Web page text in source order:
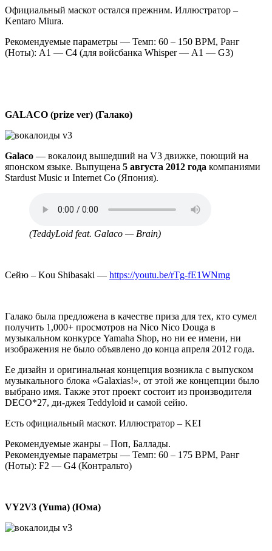
Официальный маскот остался прежним. Иллюстратор –
Kentaro Miura.
Рекомендуемые параметры — Темп: 60 – 150 BPM, Ранг
(Ноты): A1 — С4 (для войсбанка Whisper — A1 — G3)
GALACO (prize ver) (Галако)
Galaco — вокалоид вышедший на V3 движке, поющий на
японском языке. Выпущена 5 августа 2012 года компаниями
Stardust Music и Internet Co (Япония).
файл
(TeddyLoid feat. Galaco — Brain)
Сейю – Kou Shibasaki — https://youtu.be/rTg-fE1WNmg
Галако была предложена в качестве приза для тех, кто сумел
получить 1,000+ просмотров на Nico Nico Douga в
музыкальном конкурсе Yamaha Shop, но ни ее имени, ни
изображения не было объявлено до конца апреля 2012 года.
Ее дизайн и оригинальная концепция возникла с выпуском
музыкального блока «Galaxias!», от этой же концепции было
выбрано имя. Также этот проект состоит из производителя
DECO*27, ди-джея Teddyloid и самой сейю.
Есть официальный маскот. Иллюстратор – KEI
Рекомендуемые жанры – Поп, Баллады.
Рекомендуемые параметры — Темп: 60 – 175 BPM, Ранг
(Ноты): F2 — G4 (Контральто)
VY2V3 (Yuma) (Юма)